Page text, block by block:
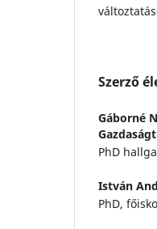
Szerző
Gáborné
PhD
István
PhD,